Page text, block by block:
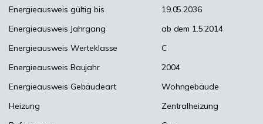
Energieausweis gültig bis
19.05.2036
Energieausweis Jahrgang
ab dem 1.5.2014
Energieausweis Werteklasse
C
Energieausweis Baujahr
2004
Energieausweis Gebäudeart
Wohngebäude
Heizung
Zentralheizung